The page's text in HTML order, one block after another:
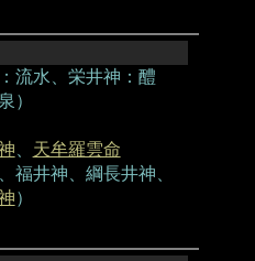
流水、栄井神：醴
）
天牟羅雲命
井神、綱長井神、
）